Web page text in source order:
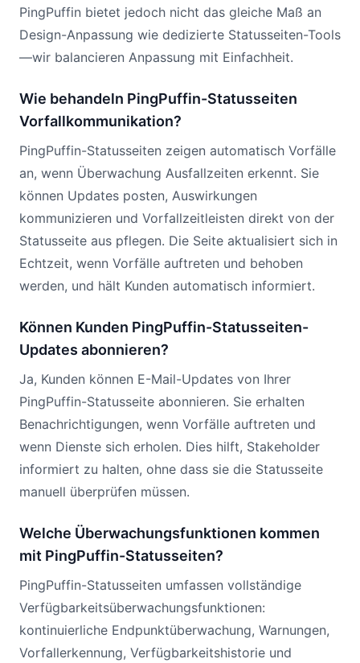
PingPuffin bietet jedoch nicht das gleiche Maß an
Design-Anpassung wie dedizierte Statusseiten-Tools
—wir balancieren Anpassung mit Einfachheit.
Wie behandeln PingPuffin-Statusseiten
Vorfallkommunikation?
PingPuffin-Statusseiten zeigen automatisch Vorfälle
an, wenn Überwachung Ausfallzeiten erkennt. Sie
können Updates posten, Auswirkungen
kommunizieren und Vorfallzeitleisten direkt von der
Statusseite aus pflegen. Die Seite aktualisiert sich in
Echtzeit, wenn Vorfälle auftreten und behoben
werden, und hält Kunden automatisch informiert.
Können Kunden PingPuffin-Statusseiten-
Updates abonnieren?
Ja, Kunden können E-Mail-Updates von Ihrer
PingPuffin-Statusseite abonnieren. Sie erhalten
Benachrichtigungen, wenn Vorfälle auftreten und
wenn Dienste sich erholen. Dies hilft, Stakeholder
informiert zu halten, ohne dass sie die Statusseite
manuell überprüfen müssen.
Welche Überwachungsfunktionen kommen
mit PingPuffin-Statusseiten?
PingPuffin-Statusseiten umfassen vollständige
Verfügbarkeitsüberwachungsfunktionen:
kontinuierliche Endpunktüberwachung, Warnungen,
Vorfallerkennung, Verfügbarkeitshistorie und